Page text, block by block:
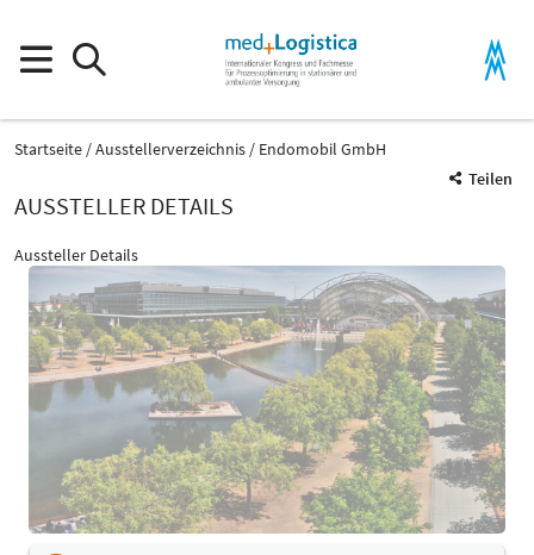
Startseite Ausstellerverzeichnis
Endomobil GmbH
Teilen
AUSSTELLER DETAILS
Aussteller Details